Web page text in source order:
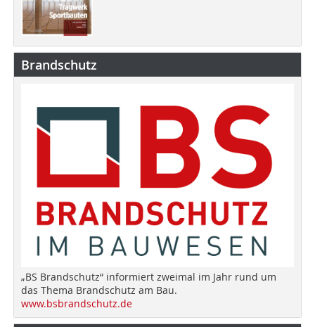
Brandschutz
„BS Brandschutz“ informiert zweimal im Jahr rund um
das Thema Brandschutz am Bau.
www.bsbrandschutz.de